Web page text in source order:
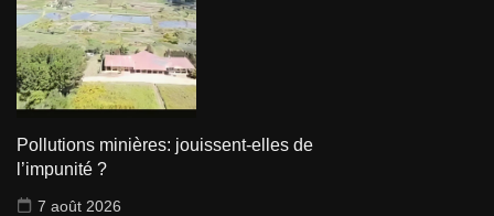
Pollutions minières: jouissent-elles de
l’impunité ?
7 août 2026